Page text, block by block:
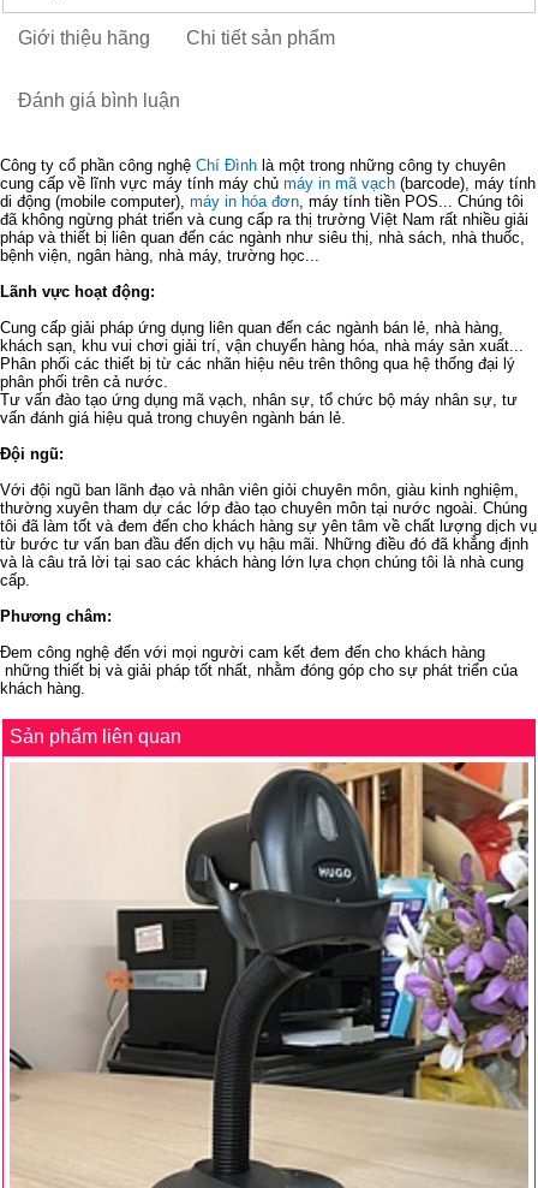
Giới thiệu hãng Chi tiết sản phẩm
Đánh giá bình luận
Công ty cổ phần công nghệ Chí Đình là một trong những công ty chuyên
cung cấp về lĩnh vực máy tính máy chủ máy in mã vạch (barcode), máy tính
di động (mobile computer), máy in hóa đơn, máy tính tiền POS... Chúng tôi
đã không ngừng phát triển và cung cấp ra thị trường Việt Nam rất nhiều giải
pháp và thiết bị liên quan đến các ngành như siêu thị, nhà sách, nhà thuốc,
bệnh viện, ngân hàng, nhà máy, trường học...
Lãnh vực hoạt động:
Cung cấp giải pháp ứng dụng liên quan đến các ngành bán lẻ, nhà hàng,
khách sạn, khu vui chơi giải trí, vận chuyển hàng hóa, nhà máy sản xuất...
Phân phối các thiết bị từ các nhãn hiệu nêu trên thông qua hệ thống đại lý
phân phối trên cả nước.
Tư vấn đào tạo ứng dụng mã vạch, nhân sự, tổ chức bộ máy nhân sự, tư
vấn đánh giá hiệu quả trong chuyên ngành bán lẻ.
Đội ngũ:
Với đội ngũ ban lãnh đạo và nhân viên giỏi chuyên môn, giàu kinh nghiệm,
thường xuyên tham dự các lớp đào tạo chuyên môn tại nước ngoài. Chúng
tôi đã làm tốt và đem đến cho khách hàng sự yên tâm về chất lượng dịch vụ
từ bước tư vấn ban đầu đến dịch vụ hậu mãi. Những điều đó đã khẳng định
và là câu trả lời tại sao các khách hàng lớn lựa chọn chúng tôi là nhà cung
cấp.
Phương châm:
Đem công nghệ đến với mọi người cam kết đem đến cho khách hàng
những thiết bị và giải pháp tốt nhất, nhằm đóng góp cho sự phát triển của
khách hàng.
Sản phẩm liên quan